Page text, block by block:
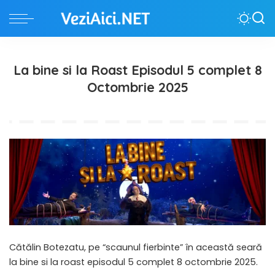
La bine si la Roast Episodul 5 complet 8
Octombrie 2025
Cătălin Botezatu, pe “scaunul fierbinte” în această seară
la bine si la roast episodul 5 complet 8 octombrie 2025.